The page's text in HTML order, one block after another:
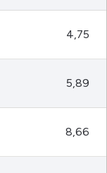
4,75
5,89
8,66